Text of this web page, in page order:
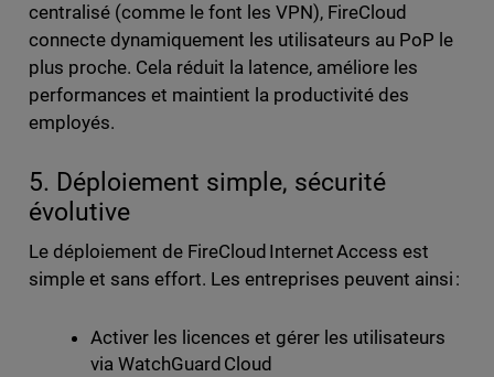
centralisé (comme le font les VPN), FireCloud
connecte dynamiquement les utilisateurs au PoP le
plus proche. Cela réduit la latence, améliore les
performances et maintient la productivité des
employés.
5. Déploiement simple, sécurité
évolutive
Le déploiement de FireCloud Internet Access est
simple et sans effort. Les entreprises peuvent ainsi :
Activer les licences et gérer les utilisateurs
via WatchGuard Cloud